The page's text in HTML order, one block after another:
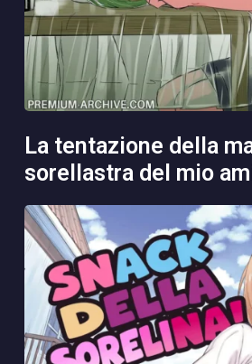
la tentazione della matrigna e
sorellastra del mio